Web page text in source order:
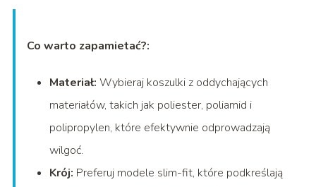
Co warto zapamietać?:
Materiał: Wybieraj koszulki z oddychających
materiałów, takich jak poliester, poliamid i
polipropylen, które efektywnie odprowadzają
wilgoć.
Krój: Preferuj modele slim-fit, które podkreślają